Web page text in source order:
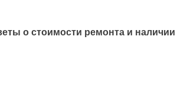
о стоимости ремонта и наличии